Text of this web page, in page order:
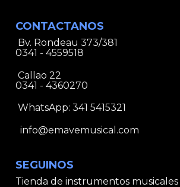
CONTACTANOS
Bv. Rondeau 373/381
0341 - 4559518
Callao 22
0341 - 4360270
WhatsApp: 341 5415321
info@emavemusical.com
SEGUINOS
Tienda de instrumentos